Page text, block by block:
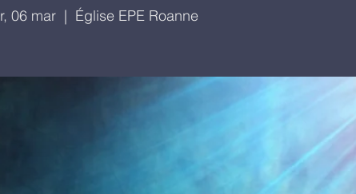
06 mar
  |
Église EPE Roanne